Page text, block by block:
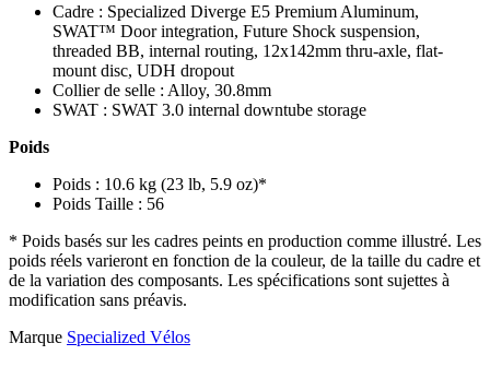
Cadre : Specialized Diverge E5 Premium Aluminum,
SWAT™ Door integration, Future Shock suspension,
threaded BB, internal routing, 12x142mm thru-axle, flat-
mount disc, UDH dropout
Collier de selle : Alloy, 30.8mm
SWAT : SWAT 3.0 internal downtube storage
Poids
Poids : 10.6 kg (23 lb, 5.9 oz)*
Poids Taille : 56
* Poids basés sur les cadres peints en production comme illustré. Les
poids réels varieront en fonction de la couleur, de la taille du cadre et
de la variation des composants. Les spécifications sont sujettes à
modification sans préavis.
Marque Specialized Vélos